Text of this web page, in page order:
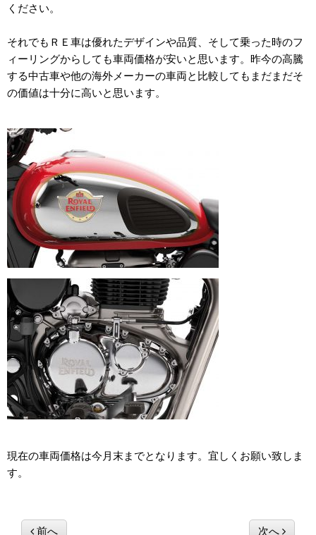
ください。
それでもＲＥ車は優れたデザインや品質、そして乗った時のフ
ィーリングからしても車両価格が安いと思います。昨今の高騰
する中古車や他の海外メーカーの車両と比較してもまだまだそ
の価値は十分に高いと思います。
現在の車両価格は今月末までとなります。宜しくお願い致しま
す。
前へ 次へ